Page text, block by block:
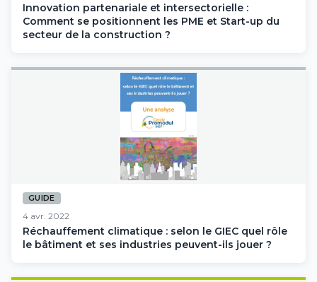
Innovation partenariale et intersectorielle :
Comment se positionnent les PME et Start-up du
secteur de la construction ?
GUIDE
4 avr. 2022
Réchauffement climatique : selon le GIEC quel rôle
le bâtiment et ses industries peuvent-ils jouer ?